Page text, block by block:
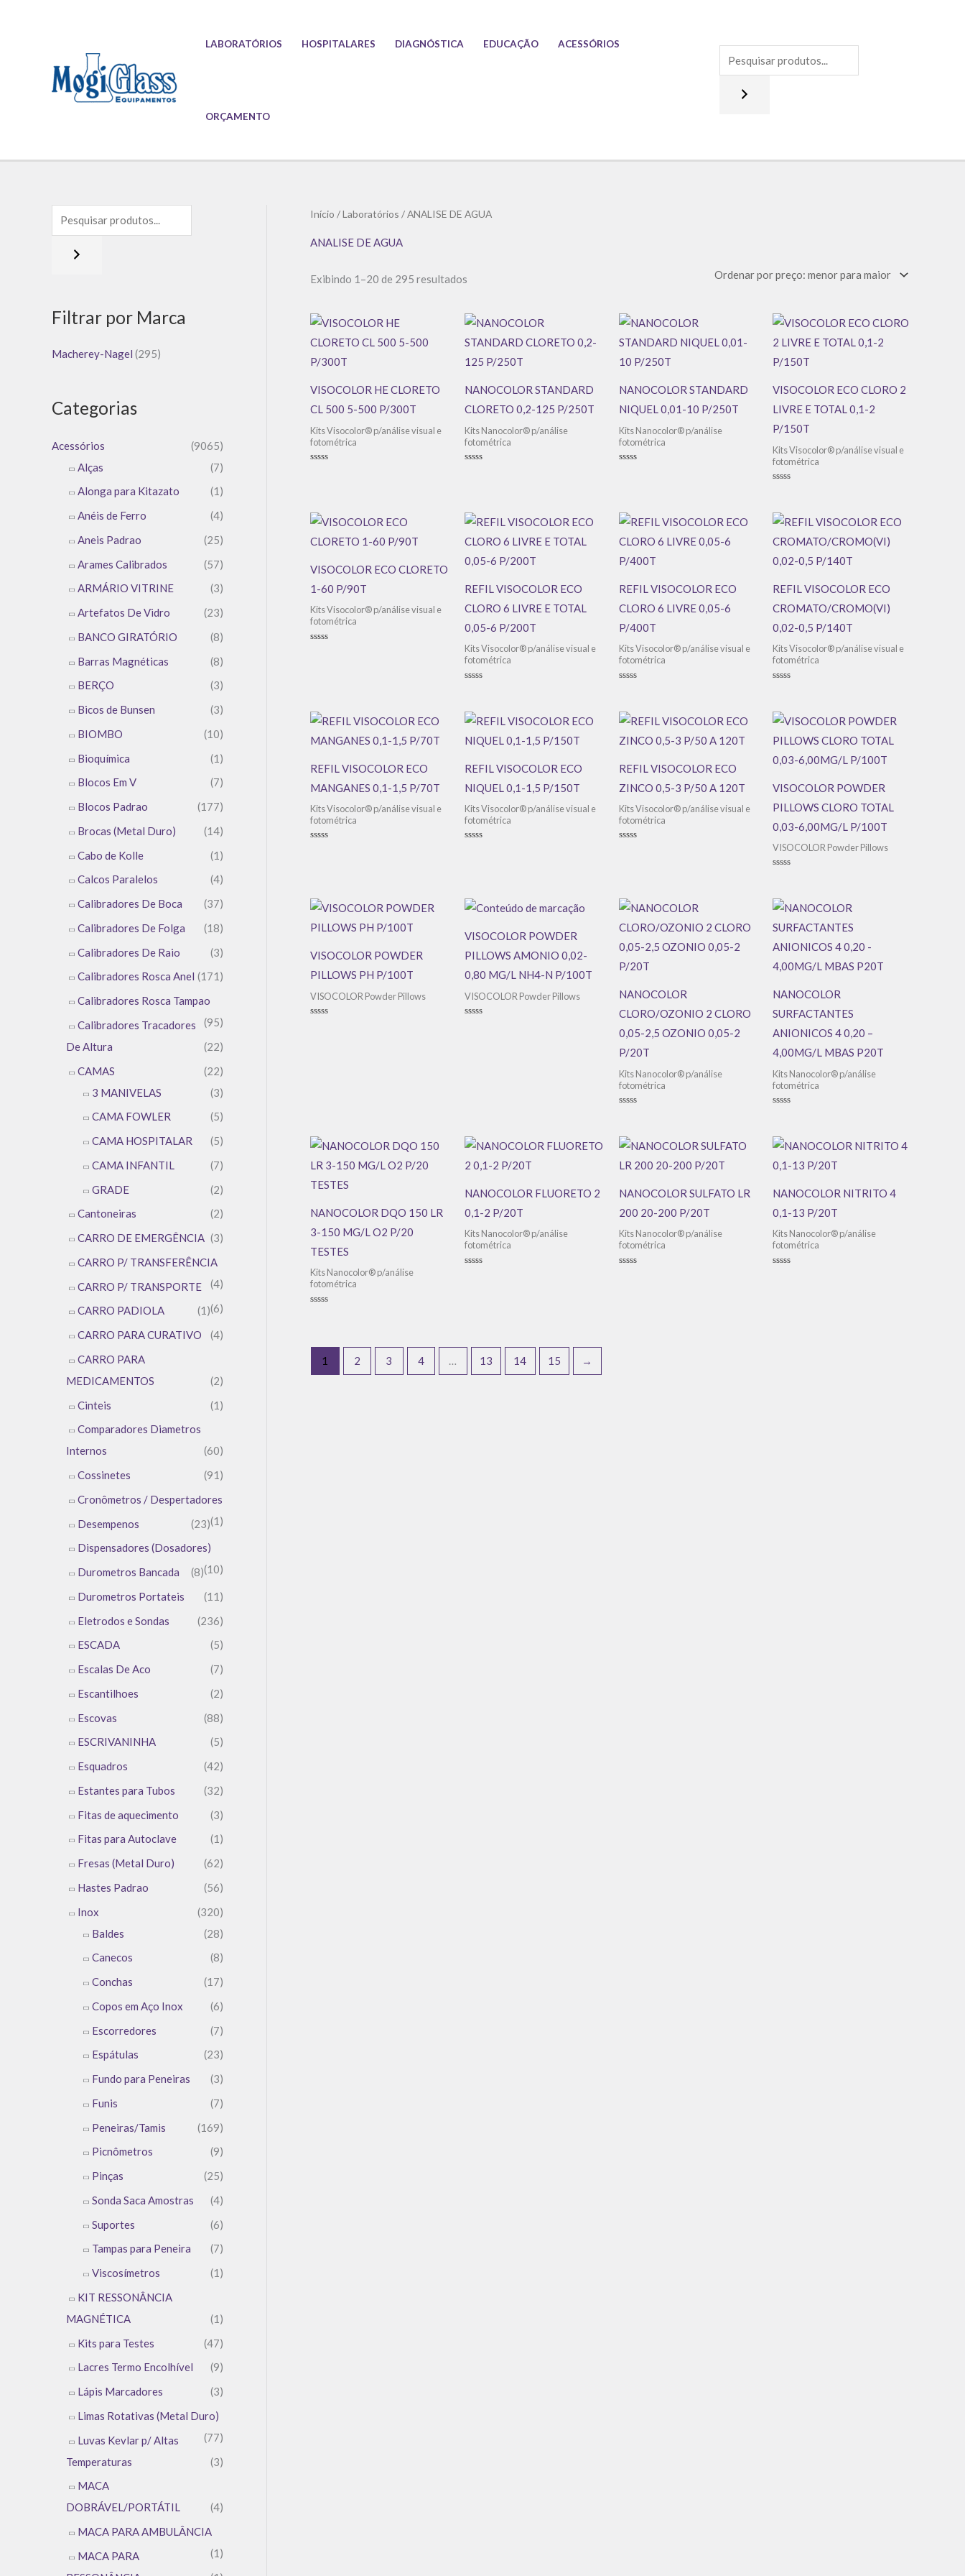
LABORATÓRIOS HOSPITALARES DIAGNÓSTICA EDUCAÇÃO ACESSÓRIOS
ORÇAMENTO
Filtrar por Marca
Macherey-Nagel (295)
Categorias
Acessórios
(9065)
Alças
(7)
Alonga para Kitazato
(1)
Anéis de Ferro
(4)
Aneis Padrao
(25)
Arames Calibrados
(57)
ARMÁRIO VITRINE
(3)
Artefatos De Vidro
(23)
BANCO GIRATÓRIO
(8)
Barras Magnéticas
(8)
BERÇO
(3)
Bicos de Bunsen
(3)
BIOMBO
(10)
Bioquímica
(1)
Blocos Em V
(7)
Blocos Padrao
(177)
Brocas (Metal Duro)
(14)
Cabo de Kolle
(1)
Calcos Paralelos
(4)
Calibradores De Boca
(37)
Calibradores De Folga
(18)
Calibradores De Raio
(3)
Calibradores Rosca Anel (171)
Calibradores Rosca Tampao
(95)
Calibradores Tracadores
De Altura
(22)
CAMAS
(22)
3 MANIVELAS
(3)
CAMA FOWLER
(5)
CAMA HOSPITALAR
(5)
CAMA INFANTIL
(7)
GRADE
(2)
Cantoneiras
(2)
CARRO DE EMERGÊNCIA (3)
CARRO P/ TRANSFERÊNCIA
(4)
CARRO P/ TRANSPORTE
(6)
CARRO PADIOLA
(1)
CARRO PARA CURATIVO
(4)
CARRO PARA
MEDICAMENTOS
(2)
Cinteis
(1)
Comparadores Diametros
Internos
(60)
Cossinetes
(91)
Cronômetros / Despertadores
(1)
Desempenos
(23)
Dispensadores (Dosadores)
(10)
Durometros Bancada
(8)
Durometros Portateis
(11)
Eletrodos e Sondas
(236)
ESCADA
(5)
Escalas De Aco
(7)
Escantilhoes
(2)
Escovas
(88)
ESCRIVANINHA
(5)
Esquadros
(42)
Estantes para Tubos
(32)
Fitas de aquecimento
(3)
Fitas para Autoclave
(1)
Fresas (Metal Duro)
(62)
Hastes Padrao
(56)
Inox
(320)
Baldes
(28)
Canecos
(8)
Conchas
(17)
Copos em Aço Inox
(6)
Escorredores
(7)
Espátulas
(23)
Fundo para Peneiras
(3)
Funis
(7)
Peneiras/Tamis
(169)
Picnômetros
(9)
Pinças
(25)
Sonda Saca Amostras
(4)
Suportes
(6)
Tampas para Peneira
(7)
Viscosímetros
(1)
KIT RESSONÂNCIA
MAGNÉTICA
(1)
Kits para Testes
(47)
Lacres Termo Encolhível
(9)
Lápis Marcadores
(3)
Limas Rotativas (Metal Duro)
(77)
Luvas Kevlar p/ Altas
Temperaturas
(3)
MACA
DOBRÁVEL/PORTÁTIL
(4)
MACA PARA AMBULÂNCIA
(1)
MACA PARA
Início /Laboratórios / ANALISE DE AGUA
ANALISE DE AGUA
Exibindo 1–20 de 295 resultados
Classificado
por
VISOCOLOR HE CLORETO
CL 500 5-500 P/300T
Kits Visocolor® p/análise visual e
fotométrica
NANOCOLOR STANDARD
CLORETO 0,2-125 P/250T
Kits Nanocolor® p/análise
fotométrica
NANOCOLOR STANDARD
NIQUEL 0,01-10 P/250T
Kits Nanocolor® p/análise
fotométrica
VISOCOLOR ECO CLORO 2
LIVRE E TOTAL 0,1-2
P/150T
Kits Visocolor® p/análise visual e
fotométrica
5
VISOCOLOR ECO CLORETO
1-60 P/90T
Kits Visocolor® p/análise visual e
fotométrica
REFIL VISOCOLOR ECO
CLORO 6 LIVRE E TOTAL
0,05-6 P/200T
Kits Visocolor® p/análise visual e
fotométrica
5
REFIL VISOCOLOR ECO
CLORO 6 LIVRE 0,05-6
P/400T
Kits Visocolor® p/análise visual e
fotométrica
5
REFIL VISOCOLOR ECO
CROMATO/CROMO(VI)
0,02-0,5 P/140T
Kits Visocolor® p/análise visual e
fotométrica
5
REFIL VISOCOLOR ECO
MANGANES 0,1-1,5 P/70T
Kits Visocolor® p/análise visual e
fotométrica
REFIL VISOCOLOR ECO
NIQUEL 0,1-1,5 P/150T
Kits Visocolor® p/análise visual e
fotométrica
REFIL VISOCOLOR ECO
ZINCO 0,5-3 P/50 A 120T
Kits Visocolor® p/análise visual e
fotométrica
VISOCOLOR POWDER
PILLOWS CLORO TOTAL
0,03-6,00MG/L P/100T
VISOCOLOR Powder Pillows
5
VISOCOLOR POWDER
PILLOWS PH P/100T
VISOCOLOR Powder Pillows
VISOCOLOR POWDER
PILLOWS AMONIO 0,02-
0,80 MG/L NH4-N P/100T
VISOCOLOR Powder Pillows
NANOCOLOR
CLORO/OZONIO 2 CLORO
0,05-2,5 OZONIO 0,05-2
P/20T
Kits Nanocolor® p/análise
fotométrica
5
NANOCOLOR
SURFACTANTES
ANIONICOS 4 0,20 –
4,00MG/L MBAS P20T
Kits Nanocolor® p/análise
fotométrica
5
NANOCOLOR DQO 150 LR
3-150 MG/L O2 P/20
TESTES
Kits Nanocolor® p/análise
fotométrica
NANOCOLOR FLUORETO 2
0,1-2 P/20T
Kits Nanocolor® p/análise
fotométrica
NANOCOLOR SULFATO LR
200 20-200 P/20T
Kits Nanocolor® p/análise
fotométrica
NANOCOLOR NITRITO 4
0,1-13 P/20T
Kits Nanocolor® p/análise
fotométrica
1 2 3 4 … 13 14 15 →